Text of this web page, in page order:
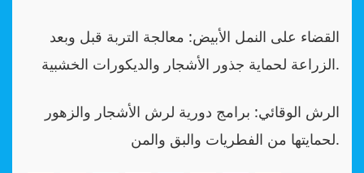
القضاء على النمل الأبيض: معالجة التربة قبل وبعد
الزراعة لحماية جذور الأشجار والديكورات الخشبية.
الرش الوقائي: برامج دورية لرش الأشجار والزهور
لحمايتها من الفطريات والبق والمن.